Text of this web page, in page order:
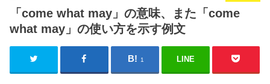
「come what may」の意味、また「come
what may」の使い方を示す例文
1 LINE